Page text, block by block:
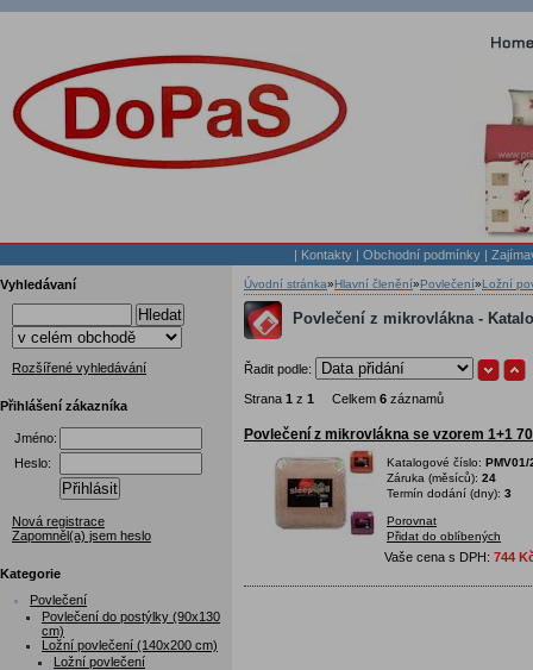
| Kontakty | Obchodní podmínky |
Vyhledávaní
Hledat
Rozšířené vyhledávání
Přihlášení zákazníka
Jméno:
Heslo:
Přihlásit
Nová registrace
Zapomněl(a) jsem heslo
Kategorie
Povlečení
Povlečení do postýlky (90x130
cm)
Ložní povlečení (140x200 cm)
Ložní povlečení
Úvodní stránka»Hlavní členění»Povlečení»Ložní
Povlečení z mikrovlákna -
Řadit podle:
Strana 1 z 1 Celkem 6 záznamů
Povlečení z mikrovlákna se vzorem 1+1
Katalogové číslo: PMV01/
Záruka (měsíců): 24
Termín dodání (dny): 3
Porovnat
Přidat do oblíbených
Vaše cena s DPH: 744